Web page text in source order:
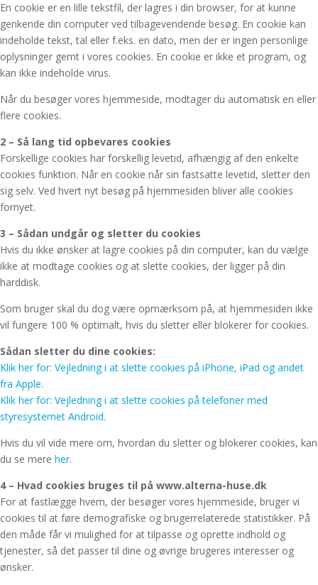
En cookie er en lille tekstfil, der lagres i din browser, for at kunne
genkende din computer ved tilbagevendende besøg. En cookie kan
indeholde tekst, tal eller f.eks. en dato, men der er ingen personlige
oplysninger gemt i vores cookies. En cookie er ikke et program, og
kan ikke indeholde virus.
Når du besøger vores hjemmeside, modtager du automatisk en eller
flere cookies.
2 – Så lang tid opbevares cookies
Forskellige cookies har forskellig levetid, afhængig af den enkelte
cookies funktion. Når en cookie når sin fastsatte levetid, sletter den
sig selv. Ved hvert nyt besøg på hjemmesiden bliver alle cookies
fornyet.
3 – Sådan undgår og sletter du cookies
Hvis du ikke ønsker at lagre cookies på din computer, kan du vælge
ikke at modtage cookies og at slette cookies, der ligger på din
harddisk.
Som bruger skal du dog være opmærksom på, at hjemmesiden ikke
vil fungere 100 % optimalt, hvis du sletter eller blokerer for cookies.
Sådan sletter du dine cookies:
Klik her for: Vejledning i at slette cookies på iPhone, iPad og andet
fra Apple.
Klik her for: Vejledning i at slette cookies på telefoner med
styresystemet Android.
Hvis du vil vide mere om, hvordan du sletter og blokerer cookies, kan
du se mere her.
4 – Hvad cookies bruges til på www.alterna-huse.dk
For at fastlægge hvem, der besøger vores hjemmeside, bruger vi
cookies til at føre demografiske og brugerrelaterede statistikker. På
den måde får vi mulighed for at tilpasse og oprette indhold og
tjenester, så det passer til dine og øvrige brugeres interesser og
ønsker.